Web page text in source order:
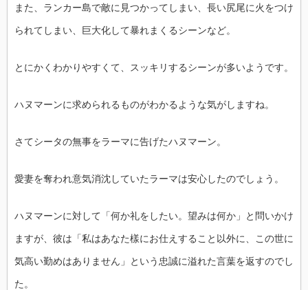
また、ランカー島で敵に見つかってしまい、長い尻尾に火をつけ
られてしまい、巨大化して暴れまくるシーンなど。
とにかくわかりやすくて、スッキリするシーンが多いようです。
ハヌマーンに求められるものがわかるような気がしますね。
さてシータの無事をラーマに告げたハヌマーン。
愛妻を奪われ意気消沈していたラーマは安心したのでしょう。
ハヌマーンに対して「何か礼をしたい。望みは何か」と問いかけ
ますが、彼は「私はあなた樣にお仕えすること以外に、この世に
気高い勤めはありません」という忠誠に溢れた言葉を返すのでし
た。